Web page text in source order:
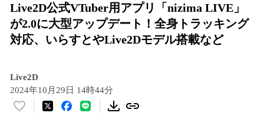
Live2D公式VTuber用アプリ「nizima LIVE」
が2.0に大型アップデート！全身トラッキング
対応、いらすとやLive2Dモデル搭載など
Live2D
2024年10月29日 14時44分
い